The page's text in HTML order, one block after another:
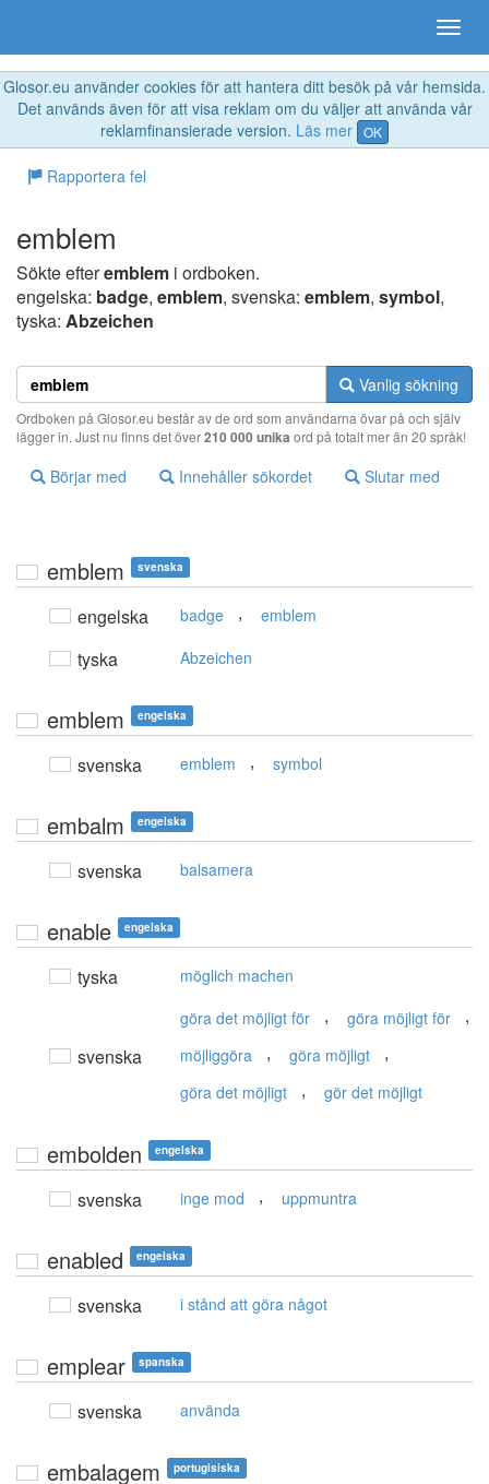
Glosor.eu använder cookies för att hantera ditt besök på vår hemsida.
Det används även för att visa reklam om du väljer att använda vår
reklamfinansierade version. Läs mer OK
Rapportera fel
emblem
Sökte efteremblem i ordboken.
engelska: badge, emblem, svenska: emblem, symbol,
tyska: Abzeichen
Vanlig sökning
Ordboken på Glosor.eu består av de ord som användarna övar på och själv
lägger in. Just nu finns det över210 000 unika ord på totalt mer än 20 språk!
Börjar med Innehåller sökordet Slutar med
emblem svenska
engelska badge , emblem
tyska Abzeichen
emblem engelska
svenska emblem , symbol
embalm engelska
svenska balsamera
enable engelska
tyska möglich machen
svenska
göra det möjligt för , göra möjligt för ,
möjliggöra , göra möjligt ,
göra det möjligt , gör det möjligt
embolden engelska
svenska inge mod , uppmuntra
enabled engelska
svenska i stånd att göra något
emplear spanska
svenska använda
embalagem portugisiska